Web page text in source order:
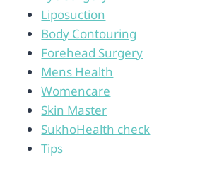
Liposuction
Body Contouring
Forehead Surgery
Mens Health
Womencare
Skin Master
SukhoHealth check
Tips